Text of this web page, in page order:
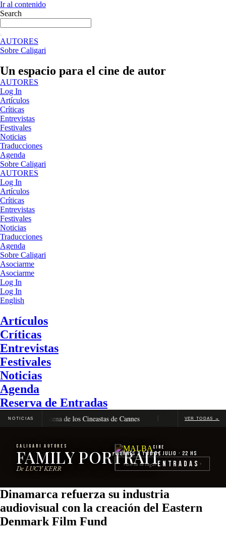
Ir al contenido
Search
AUTORES
Sobre Caligari
Un espacio para el cine de autor
AUTORES
Log In
Artículos
Críticas
Entrevistas
Festivales
Noticias
Traducciones
Agenda
Sobre Caligari
AUTORES
Log In
Artículos
Críticas
Entrevistas
Festivales
Noticias
Traducciones
Agenda
Sobre Caligari
Asociarme
Asociarme
Log In
Log In
English
Artículos
Críticas
Entrevistas
Festivales
Noticias
Agenda
Reserva de Entradas
NOTICIAS
en la Quincena de los Cineastas de Cannes La Vénus
VER TODAS →
CALIGARI AUTORES
FAMILY PORTRAIT
De LUCY KERR
Cine
Viernes 3 y 10 de julio · 22 hs
reserva tu lugarEntradas ›
Dinamarca refuerza su industria
audiovisual con la creación del Eastern
Denmark Film Fund